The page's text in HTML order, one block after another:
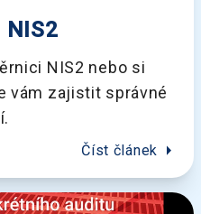
NIS2 nebo si
vám zajistit správné
Číst článek arrow_right